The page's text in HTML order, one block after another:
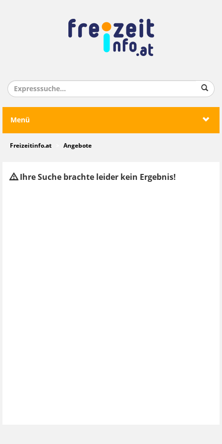
Menü
Freizeitinfo.at Angebote
Ihre Suche brachte leider kein Ergebnis!